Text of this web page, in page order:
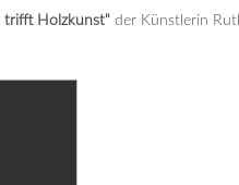
trifft Holzkunst" der Künstlerin